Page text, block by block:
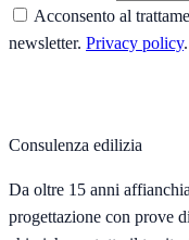
Acconsento al
newsletter. Privacy policy.
Consulenza edilizia
Da oltre 15 anni
progettazione con prove